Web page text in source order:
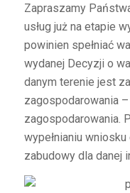
Zapraszamy
usług już na etapie
powinien spełniać
wydanej Decyzji o
danym terenie jest
zagospodarowania
zagospodarowania.
wypełnianiu
zabudowy dla danej